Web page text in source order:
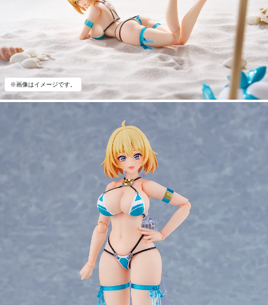
※画像はイメージです。